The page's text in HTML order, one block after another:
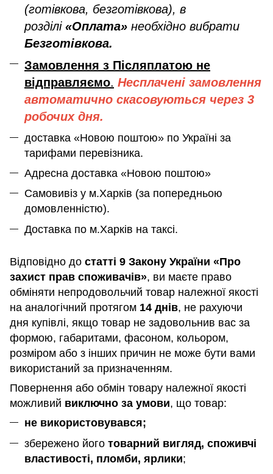
(готівкова, безготівкова), в
розділі «Оплата» необхідно вибрати
Безготівкова.
Замовлення з Післяплатою не
відправляємо. Несплачені замовлення
автоматично скасовуються через 3
робочих дня.
доставка «Новою поштою» по Україні за
тарифами перевізника.
Адресна доставка «Новою поштою»
Самовивіз у м.Харків (за попередньою
домовленністю).
Доставка по м.Харків на таксі.
Відповідно до статті 9 Закону України «Про
захист прав споживачів», ви маєте право
обміняти непродовольчий товар належної якості
на аналогічний протягом 14 днів, не рахуючи
дня купівлі, якщо товар не задовольнив вас за
формою, габаритами, фасоном, кольором,
розміром або з інших причин не може бути вами
використаний за призначенням.
Повернення або обмін товару належної якості
можливий виключно за умови, що товар:
не використовувався;
збережено його товарний вигляд, споживчі
властивості, пломби, ярлики;